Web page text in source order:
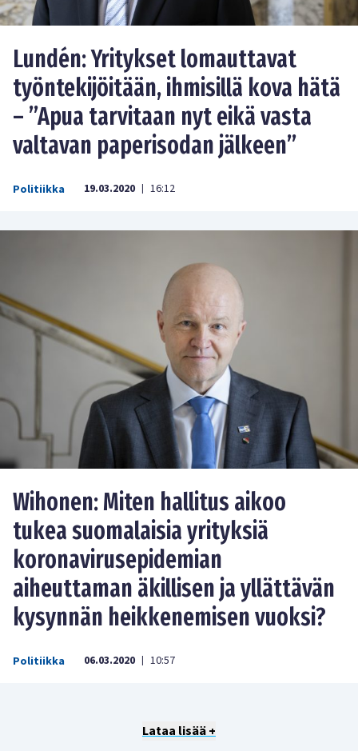
Lundén: Yritykset lomauttavat
työntekijöitään, ihmisillä kova hätä
– ”Apua tarvitaan nyt eikä vasta
valtavan paperisodan jälkeen”
Politiikka 19.03.2020 | 16:12
Wihonen: Miten hallitus aikoo
tukea suomalaisia yrityksiä
koronavirusepidemian
aiheuttaman äkillisen ja yllättävän
kysynnän heikkenemisen vuoksi?
Politiikka 06.03.2020 10:57
Lataa lisää +